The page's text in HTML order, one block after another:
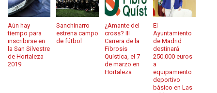
Aún hay
tiempo para
inscribirse en
la San Silvestre
de Hortaleza
2019
Sanchinarro
estrena campo
de fútbol
¿Amante del
cross? III
Carrera de la
Fibrosis
Quística, el 7
de marzo en
Hortaleza
El
Ayuntamiento
de Madrid
destinará
250.000 euros
a
equipamiento
deportivo
básico en Las